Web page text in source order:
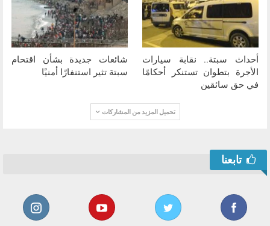
أحداث سبتة.. نقابة سيارات
الأجرة بتطوان تستنكر أحكامًا
في حق سائقين
شائعات جديدة بشأن اقتحام
سبتة تثير استنفارًا أمنيًا
تحميل المزيد من المشاركات
تابعنا